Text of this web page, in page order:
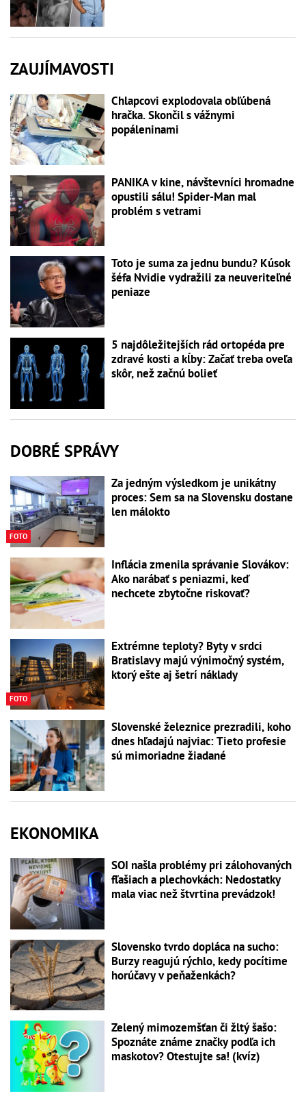
ZAUJÍMAVOSTI
Chlapcovi explodovala obľúbená
hračka. Skončil s vážnymi
popáleninami
PANIKA v kine, návštevníci hromadne
opustili sálu! Spider-Man mal
problém s vetrami
Toto je suma za jednu bundu? Kúsok
šéfa Nvidie vydražili za neuveriteľné
peniaze
5 najdôležitejších rád ortopéda pre
zdravé kosti a kĺby: Začať treba oveľa
skôr, než začnú bolieť
DOBRÉ SPRÁVY
FOTO
Za jedným výsledkom je unikátny
proces: Sem sa na Slovensku dostane
len málokto
Inflácia zmenila správanie Slovákov:
Ako narábať s peniazmi, keď
nechcete zbytočne riskovať?
FOTO
Extrémne teploty? Byty v srdci
Bratislavy majú výnimočný systém,
ktorý ešte aj šetrí náklady
Slovenské železnice prezradili, koho
dnes hľadajú najviac: Tieto profesie
sú mimoriadne žiadané
EKONOMIKA
SOI našla problémy pri zálohovaných
fľašiach a plechovkách: Nedostatky
mala viac než štvrtina prevádzok!
Slovensko tvrdo dopláca na sucho:
Burzy reagujú rýchlo, kedy pocítime
horúčavy v peňaženkách?
Zelený mimozemšťan či žltý šašo:
Spoznáte známe značky podľa ich
maskotov? Otestujte sa! (kvíz)